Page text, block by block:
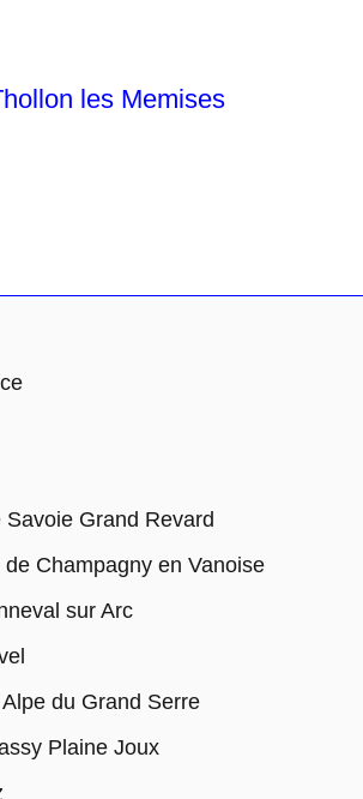
les Memises
Grand Revard
Champagny en Vanoise
sur Arc
du Grand Serre
Plaine Joux